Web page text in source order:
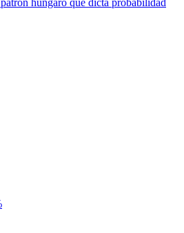
húngaro que dicta probabilidad